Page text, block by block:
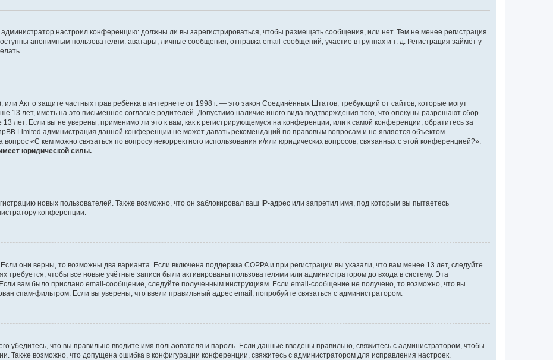
администратор настроил конференцию: должны ли вы зарегистрироваться, чтобы размещать сообщения, или нет. Тем не менее регистрация
анонимным пользователям: аватары, личные сообщения, отправка email-сообщений, участие в группах и т. д. Регистрация займёт у
или Акт о защите частных прав ребёнка в интернете от 1998 г. — это закон Соединённых Штатов, требующий от сайтов, которые могут
лет, иметь на это письменное согласие родителей. Допустимо наличие иного вида подтверждения того, что опекуны разрешают сбор
лет. Если вы не уверены, применимо ли это к вам, как к регистрирующемуся на конференции, или к самой конференции, обратитесь за
Limited администрация данной конференции не может давать рекомендаций по правовым вопросам и не является объектом
«С кем можно связаться по вопросу некорректного использования и/или юридических вопросов, связанных с этой конференцией?».
юридической силы.
новых пользователей. Также возможно, что он заблокировал ваш IP-адрес или запретил имя, под которым вы пытаетесь
конференции.
они верны, то возможны два варианта. Если включена поддержка COPPA и при регистрации вы указали, что вам менее 13 лет, следуйте
требуется, чтобы все новые учётные записи были активированы пользователями или администратором до входа в систему. Эта
вам было прислано email-сообщение, следуйте полученным инструкциям. Если email-сообщение не получено, то возможно, что вы
спам-фильтром. Если вы уверены, что ввели правильный адрес email, попробуйте связаться с администратором.
убедитесь, что вы правильно вводите имя пользователя и пароль. Если данные введены правильно, свяжитесь с администратором, чтобы
Также возможно, что допущена ошибка в конфигурации конференции, свяжитесь с администратором для исправления настроек.